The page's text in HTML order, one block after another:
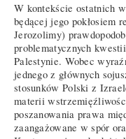
W kontekście ostatnich
będącej jego pokłosiem
Jerozolimy)
problematycznych
Palestynie. Wobec
jednego z głównych
stosunków Polski z
materii
poszanowania prawa
zaangażowane w spór